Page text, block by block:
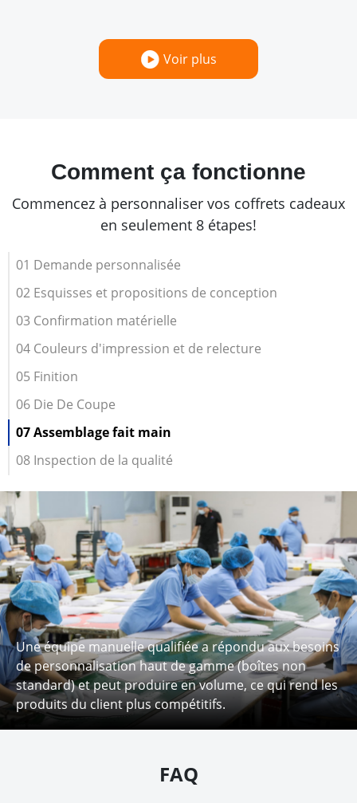
Voir plus
Comment ça fonctionne
Commencez à personnaliser vos coffrets cadeaux
en seulement 8 étapes!
01 Demande personnalisée
02 Esquisses et propositions de conception
03 Confirmation matérielle
04 Couleurs d'impression et de relecture
05 Finition
06 Die De Coupe
07 Assemblage fait main
08 Inspection de la qualité
Une équipe manuelle qualifiée a répondu aux besoins
de personnalisation haut de gamme (boîtes non
standard) et peut produire en volume, ce qui rend les
produits du client plus compétitifs.
FAQ